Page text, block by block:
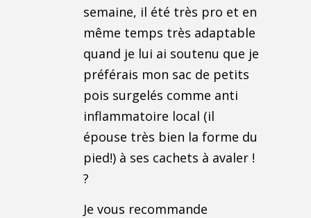
semaine, il été très pro et en
même temps très adaptable
quand je lui ai soutenu que je
préférais mon sac de petits
pois surgelés comme anti
inflammatoire local (il
épouse très bien la forme du
pied!) à ses cachets à avaler !
?
Je vous recommande